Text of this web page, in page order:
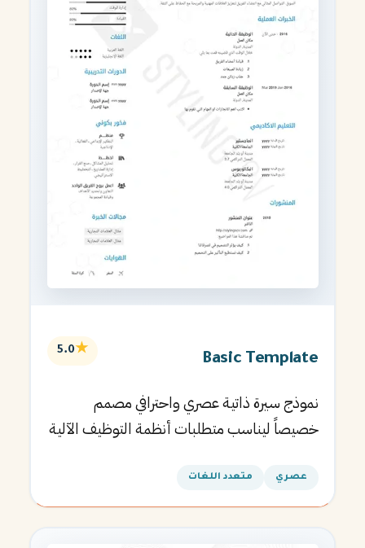
Basic Template
★
5.0
نموذج سيرة ذاتية عصري واحترافي مصمم
خصيصاً ليناسب متطلبات أنظمة التوظيف الآلية
عصري متعدد اللغات